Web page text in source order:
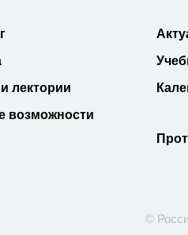
лектории
возможности
©